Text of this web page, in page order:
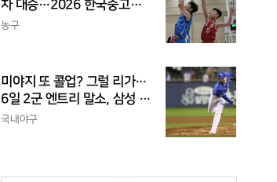
차 대승…2026 한국중고농
구 주말리그 왕중왕전 첫 승
농구
미야지 또 콜업? 그럴 리가…
6일 2군 엔트리 말소, 삼성 새
아시아쿼터 찾았나
국내야구